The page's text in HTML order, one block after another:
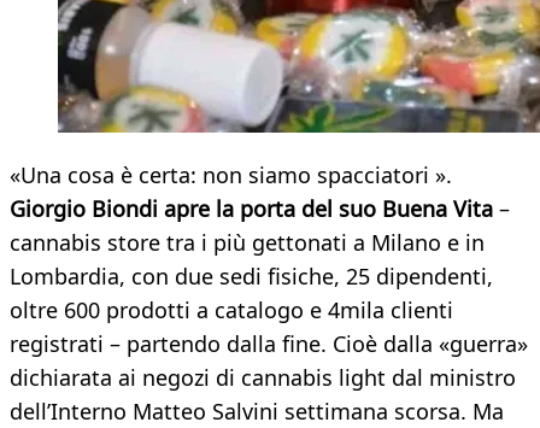
«Una cosa è certa: non siamo spacciatori ».
Giorgio Biondi apre la porta del suo Buena Vita –
cannabis store tra i più gettonati a Milano e in
Lombardia, con due sedi fisiche, 25 dipendenti,
oltre 600 prodotti a catalogo e 4mila clienti
registrati – partendo dalla fine. Cioè dalla «guerra»
dichiarata ai negozi di cannabis light dal ministro
dell’Interno Matteo Salvini settimana scorsa. Ma